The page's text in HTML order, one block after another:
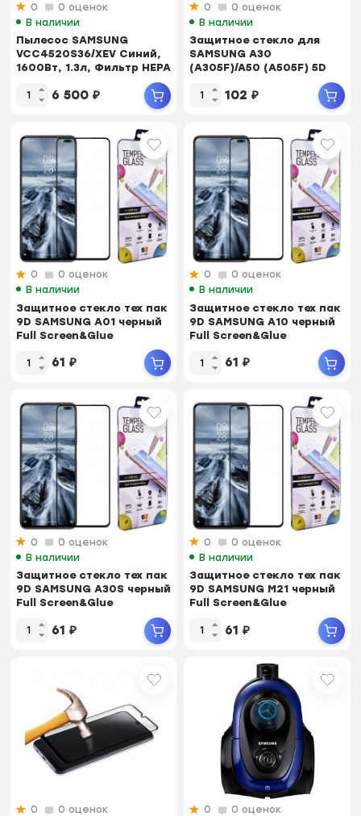
0
0 оценок
В наличии
Пылесос SAMSUNG
VCC4520S36/XEV Синий,
1600Вт, 1.3л, Фильтр HEPA
6 500 ₽
0
0 оценок
В наличии
Защитное стекло для
SAMSUNG A30
(A305F)/A50 (A505F) 5D
полный клей тех/пак (b...
102 ₽
0
0 оценок
В наличии
Защитное стекло тех пак
9D SAMSUNG A01 черный
Full Screen&Glue
61 ₽
0
0 оценок
В наличии
Защитное стекло тех пак
9D SAMSUNG A10 черный
Full Screen&Glue
61 ₽
0
0 оценок
В наличии
Защитное стекло тех пак
9D SAMSUNG A30S черный
Full Screen&Glue
61 ₽
0
0 оценок
В наличии
Защитное стекло тех пак
9D SAMSUNG M21 черный
Full Screen&Glue
61 ₽
0
0 оценок
0
0 оценок